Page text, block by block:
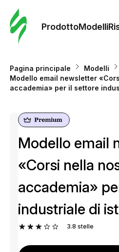
ProdottoModelli
Pagina principale
Modelli
Modello email newsletter
accademia» per il settore
Modello email
«Corsi nella
accademia»
industriale di
3.8 stelle